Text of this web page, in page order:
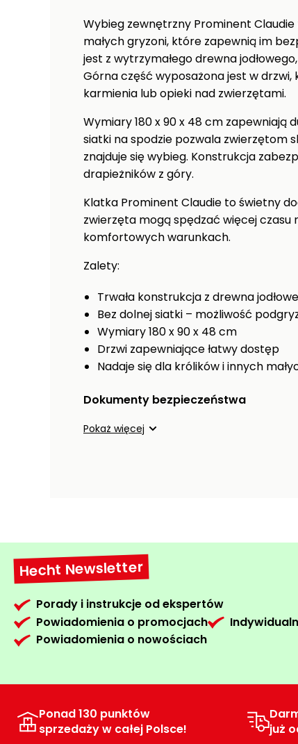
Wybieg zewnętrzny Prominent
małych gryzoni, które zapewnią im
jest z wytrzymałego drewna
Górna część wyposażona jest w
karmienia lub opieki nad zwierzętami.
Wymiary 180 x 90 x 48 cm zapewniają
siatki na spodzie pozwala zwierzętom
znajduje się wybieg. Konstrukcja
drapieżników z góry.
Klatka Prominent Claudie to świetny
zwierzęta mogą spędzać więcej
komfortowych warunkach.
Zalety:
Trwała konstrukcja z drewna
Bez dolnej siatki – możliwość
Wymiary 180 x 90 x 48 cm
Drzwi zapewniające łatwy dostęp
Nadaje się dla królików i innych
Dokumenty bezpieczeństwa
Pokaż więcej
Hecht Newsletter
Porady i instrukcje od ekspertów
Powiadomienia o promocjach
Powiadomienia o nowościach
Ponad 130 punktów
sprzedaży w całej Polsce!
już